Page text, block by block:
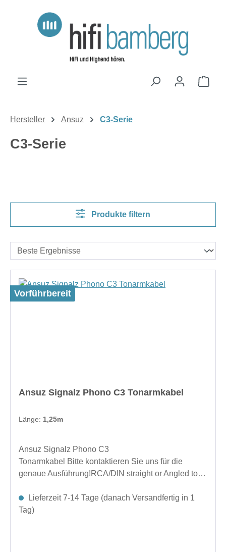
Zum Hauptinhalt springen
Hersteller Ansuz C3-Serie
C3-Serie
Produkte filtern
Vorführbereit
Ansuz Signalz Phono C3 Tonarmkabel
Länge: 1,25m
Ansuz Signalz Phono C3
Tonarmkabel Bitte kontaktieren Sie uns für die
genaue Ausführung!RCA/DIN straight or Angled to
Lieferzeit 7-14 Tage (danach Versandfertig in 1
Tag)